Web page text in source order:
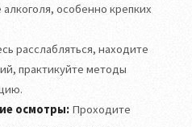
особенно крепких
расслабляться, находите
практикуйте методы
осмотры:Проходите